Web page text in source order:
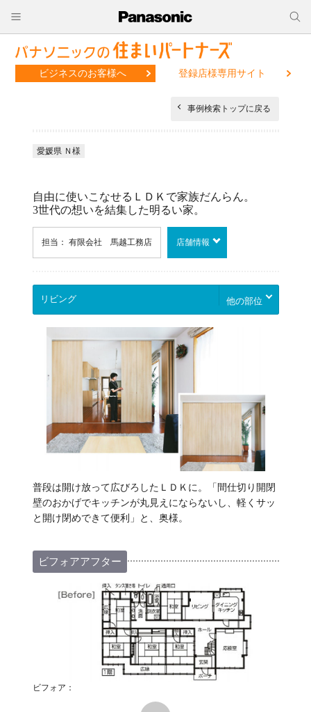
ビジネスのお客様へ 登録店様専用サイト
事例検索トップに戻る
愛媛県 Ｎ様
自由に使いこなせるＬＤＫで家族だんらん。
3世代の想いを結集した明るい家。
担当： 有限会社 馬越工務店 店舗情報
他の部位
普段は開け放って広びろしたＬＤＫに。「間仕切り開閉
壁のおかげでキッチンが丸見えにならないし、軽くサッ
と開け閉めできて便利」と、奥様。
ビフォアアフター
ビフォア：